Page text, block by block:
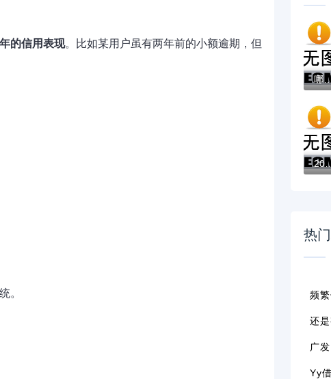
的信用表现。比如某用户虽有两年前的小额逾期，但
。
哪些口子无视黑白可下款的
2026年哪个平台借钱
热
频
还
广
Yy